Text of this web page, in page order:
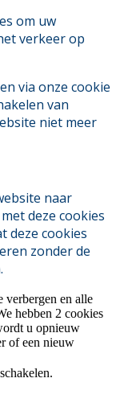
om uw
verkeer op
via onze cookie
van
niet meer
naar
deze cookies
deze cookies
zonder de
verbergen en alle
hebben 2 cookies
u opnieuw
of een nieuw